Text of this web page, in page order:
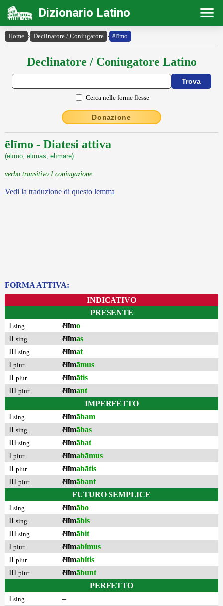
Dizionario Latino
Home › Declinatore / Coniugatore › ēlīmo
Declinatore / Coniugatore Latino
Cerca nelle forme flesse
Donazione
ēlīmo - Diatesi attiva
(ēlīmo, ēlīmas, ēlīmāre)
verbo transitivo I coniugazione
Vedi la traduzione di questo lemma
FORMA ATTIVA:
INDICATIVO
PRESENTE
I sing. ēlīmo
II sing. ēlīmas
III sing. ēlīmat
I plur. ēlīmāmus
II plur. ēlīmātis
III plur. ēlīmant
IMPERFETTO
I sing. ēlīmābam
II sing. ēlīmābas
III sing. ēlīmābat
I plur. ēlīmabāmus
II plur. ēlīmabātis
III plur. ēlīmābant
FUTURO SEMPLICE
I sing. ēlīmābo
II sing. ēlīmābis
III sing. ēlīmābit
I plur. ēlīmabĭmus
II plur. ēlīmabĭtis
III plur. ēlīmābunt
PERFETTO
I sing.
–